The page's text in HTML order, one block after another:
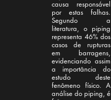
causa responsável
por estas falhas.
Segundo a
literatura, o piping
representa 46% dos
casos de rupturas
em barragens,
evidenciando assim
a importância do
estudo deste
fenômeno físico. A
análise do piping, é